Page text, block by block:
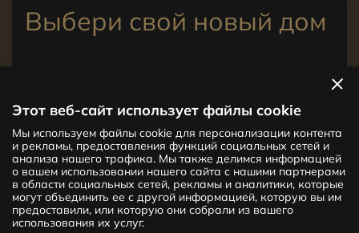
Этот веб-сайт использует файлы cookie
Мы используем файлы cookie для персонализации контента
и рекламы, предоставления функций социальных сетей и
анализа нашего трафика. Мы также делимся информацией
о вашем использовании нашего сайта с нашими партнерами
в области социальных сетей, рекламы и аналитики, которые
могут объединить ее с другой информацией, которую вы им
предоставили, или которую они собрали из вашего
использования их услуг.
Выбери свой новый дом
Новый проект CENTRUS предлагает
142 эксклюзивные и удобные квартиры
в центре Риги – от уютных квартир
площадью 24 кв. м до просторных
апартаментов площадью 210 кв. м. Выбери
свое жилище и будь в центре жизни!